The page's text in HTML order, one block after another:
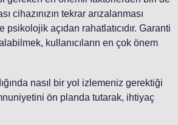
cihazınızın tekrar arızalanması
açıdan rahatlatıcıdır. Garanti
kullanıcıların en çok önem
nasıl bir yol izlemeniz gerektiği
ön planda tutarak, ihtiyaç